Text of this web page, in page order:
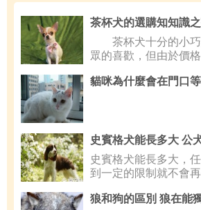
茶杯犬十分的小巧
眾的喜歡，但由於價
貓咪為什麼會在門口
史賓格犬能長多大，
到一定的限制就不會